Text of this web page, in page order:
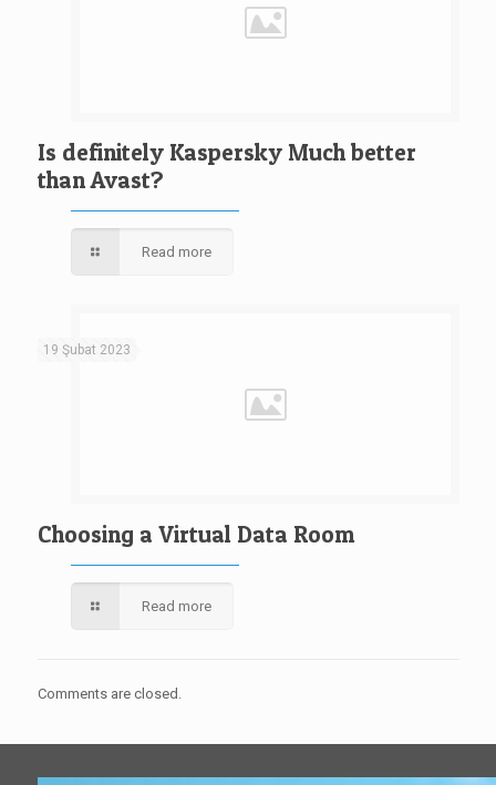
Is definitely Kaspersky Much better
than Avast?
Read more
19 Şubat 2023
Choosing a Virtual Data Room
Read more
Comments are closed.